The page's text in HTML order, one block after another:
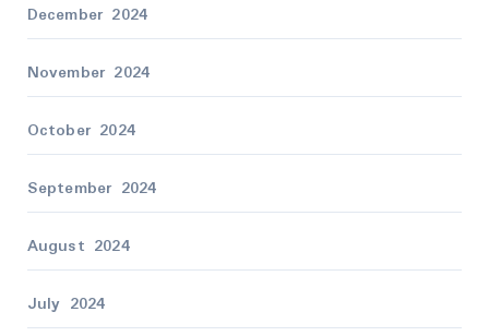
December 2024
November 2024
October 2024
September 2024
August 2024
July 2024